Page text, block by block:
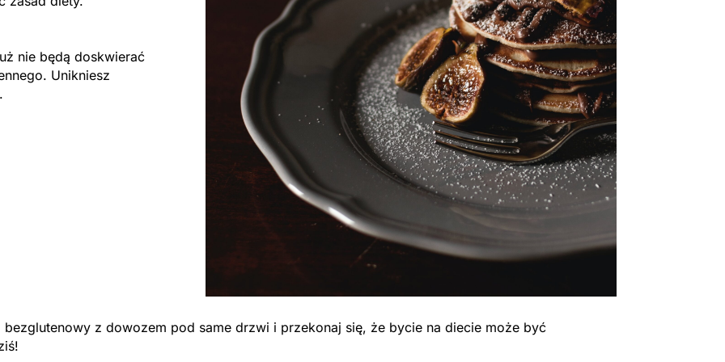
nie będą doskwierać
Unikniesz
z dowozem pod same drzwi i przekonaj się, że bycie na diecie może być